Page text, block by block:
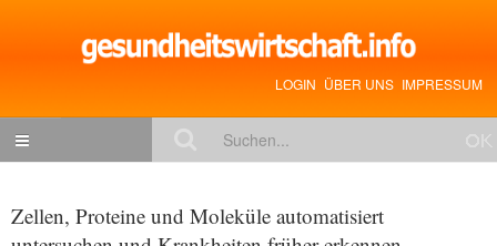
LOGIN ÜBER UNS IMPRESSUM
Gesundheitspolitik
Zellen, Proteine und Moleküle automatisiert